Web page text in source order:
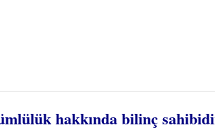
hakkında bilinç